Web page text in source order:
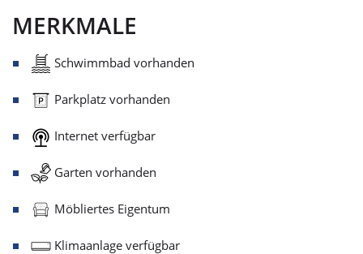
MERKMALE
Schwimmbad vorhanden
Parkplatz vorhanden
Internet verfügbar
Garten vorhanden
Möbliertes Eigentum
Klimaanlage verfügbar